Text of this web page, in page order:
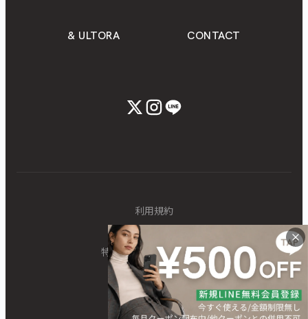
& ULTORA CONTACT
利用規約
個人情報保護方針
特定商取引に関する表記
©ULTORA